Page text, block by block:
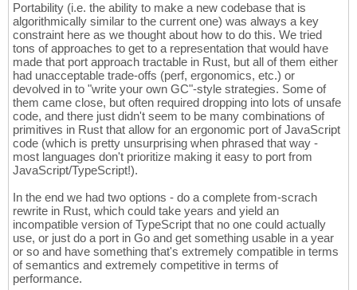
Portability (i.e. the ability to make a new codebase that is
algorithmically similar to the current one) was always a key
constraint here as we thought about how to do this. We tried
tons of approaches to get to a representation that would have
made that port approach tractable in Rust, but all of them either
had unacceptable trade-offs (perf, ergonomics, etc.) or
devolved in to "write your own GC"-style strategies. Some of
them came close, but often required dropping into lots of unsafe
code, and there just didn't seem to be many combinations of
primitives in Rust that allow for an ergonomic port of JavaScript
code (which is pretty unsurprising when phrased that way -
most languages don't prioritize making it easy to port from
JavaScript/TypeScript!).
In the end we had two options - do a complete from-scrach
rewrite in Rust, which could take years and yield an
incompatible version of TypeScript that no one could actually
use, or just do a port in Go and get something usable in a year
or so and have something that's extremely compatible in terms
of semantics and extremely competitive in terms of
performance.